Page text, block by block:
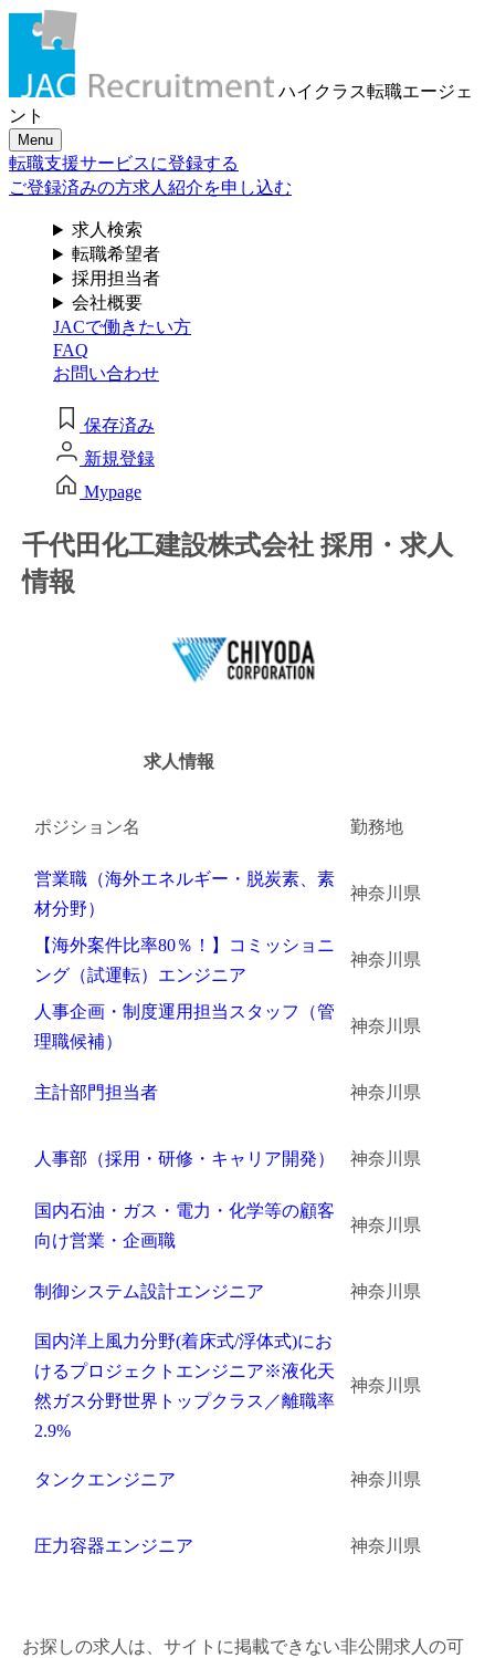
求人検索・転職事例
はじめに、あなたが活かしたい
「ご経験業種」
お選びください
サービス（人材・ホテル・旅行・教育）
商社
流通（EC・運輸・小売）
消費財（食品・アパレル・トイレタリー）
マスコミ（広告・制作）
建設・不動産
金融（銀行・証券・保険・投資）
コンサルティング・シンクタンク・事務所
WEB（デジタル・メディア・ゲーム）
コンピュータハード・周辺機器
半導体
機械・装置
化学
金属・素材
その他
ハイクラス転職エージェ
ント
Menu
転職支援サービスに登録する
ご登録済みの方求人紹介を申し込む
求人検索
転職希望者
採用担当者
会社概要
JACで働きたい方
FAQ
お問い合わせ
保存済み
新規登録
Mypage
千代田化工建設株式会社 採用・求人
情報
求人情報
ポジション名 勤務地
営業職（海外エネルギー・脱炭素、素
材分野）
神奈川県
【海外案件比率80％！】コミッショニ
ング（試運転）エンジニア
神奈川県
人事企画・制度運用担当スタッフ（管
理職候補）
神奈川県
主計部門担当者 神奈川県
人事部（採用・研修・キャリア開発） 神奈川県
国内石油・ガス・電力・化学等の顧客
向け営業・企画職
神奈川県
制御システム設計エンジニア 神奈川県
国内洋上風力分野(着床式/浮体式)にお
けるプロジェクトエンジニア※液化天
然ガス分野世界トップクラス／離職率
2.9%
神奈川県
タンクエンジニア 神奈川県
圧力容器エンジニア 神奈川県
お探しの求人は、サイトに掲載できない非公開求人の可
メール認証とは？
メール認証は当社サービスを利用される方が登録された
メールアドレスがご本人のもので受信可能であることを
確認するための仕組みです。 これは主に、なりすまし等
のセキュリティリスク低減や、サポートにおけるお客様
のスムーズな本人認証に役立ちます。お客様が安心して
ジェイ エイ シー リクルートメントをお使いいただくため
個人情報取り扱いおよびサービス利用規約